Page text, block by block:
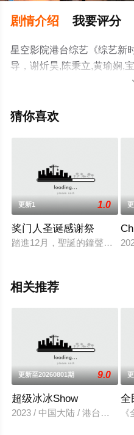
剧情介绍 我要评分
星空影院港台综艺《综艺新
导，谢炘昊,陈秉立,黄瑜娴,
金桂,郭李建夫,吴东谚,张立
高清无删减完整版综艺节目
猜你喜欢
更新1 1.0
奖门人圣诞感谢祭
踏進12月，聖誕的鐘聲快將
相关推荐
更新至20260801期 9.0
超级冰冰Show
2023 / 中国大陆 / 港台综艺
全